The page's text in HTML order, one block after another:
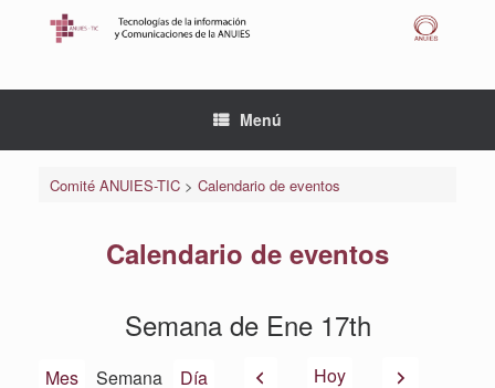
Menú
Comité ANUIES-TIC> Calendario de eventos
Calendario de eventos
Semana de Ene 17th
Mes Semana Día AnteriorHoy Siguiente